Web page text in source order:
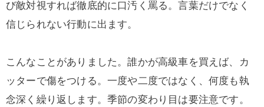
び敵対視すれば徹底的に口汚く罵る。言葉だけでなく
信じられない行動に出ます。
こんなことがありました。誰かが高級車を買えば、カ
ッターで傷をつける。一度や二度ではなく、何度も執
念深く繰り返します。季節の変わり目は要注意です。